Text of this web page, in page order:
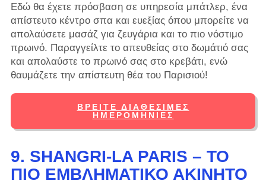
Εδώ θα έχετε πρόσβαση σε υπηρεσία μπάτλερ, ένα
απίστευτο κέντρο σπα και ευεξίας όπου μπορείτε να
απολαύσετε μασάζ για ζευγάρια και το πιο νόστιμο
πρωινό. Παραγγείλτε το απευθείας στο δωμάτιό σας
και απολαύστε το πρωινό σας στο κρεβάτι, ενώ
θαυμάζετε την απίστευτη θέα του Παρισιού!
ΒΡΕΊΤΕ ΔΙΑΘΈΣΙΜΕΣ
ΗΜΕΡΟΜΗΝΊΕΣ
9. SHANGRI-LA PARIS – ΤΟ
ΠΙΟ ΕΜΒΛΗΜΑΤΙΚΌ ΑΚΊΝΗΤΟ